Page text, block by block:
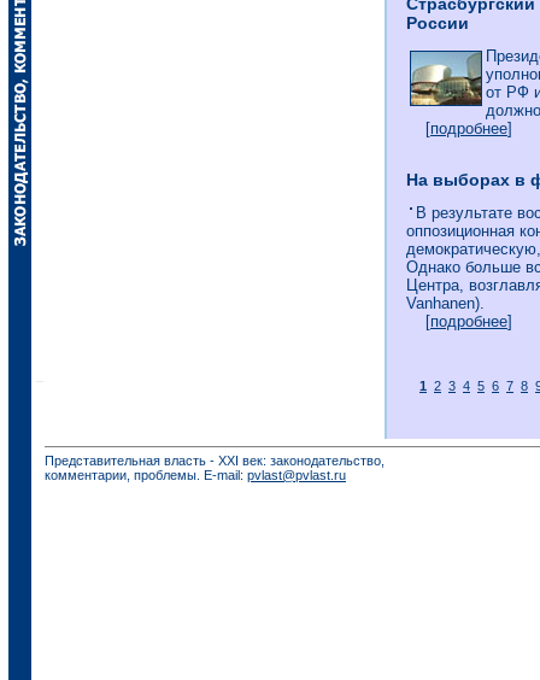
России
от РФ
[подробнее]
На выборах в
В результате
оппозиционная
Однако больше
Центра,
Vanhanen).
[подробнее]
1 2 3 4 5 6 7 8
Представительная власть - XXI век: законодательство,
комментарии, проблемы. E-mail: pvlast@pvlast.ru